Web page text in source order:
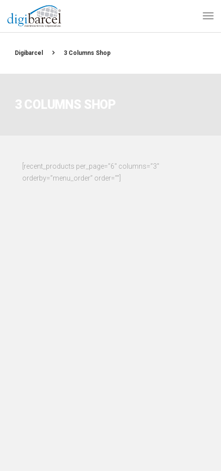
Digibarcel 3 Columns Shop
3 COLUMNS SHOP
[recent_products per_page=”6″ columns=”3″
orderby=”menu_order” order=””]